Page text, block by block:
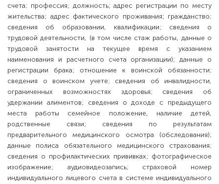
счета; профессия; должность; адрес регистрации по месту
жительства; адрес фактического проживания; гражданство;
сведения об образовании, квалификации; сведения о
трудовой деятельности, (в том числе стаж работы, данные о
трудовой занятости на текущее время с указанием
наименования и расчетного счета организации); данные о
регистрации брака; отношение к воинской обязанности;
сведения о воинском учете; сведения об инвалидности,
ограниченных возможностях здоровья; сведения об
удержании алиментов; сведения о доходе с предыдущего
места работы семейное положение, наличие детей,
родственные связи; сведения по результатам
предварительного медицинского осмотра (обследования);
данные полиса обязательного медицинского страхования;
сведения о профилактических прививках; фотографическое
изображение; аудиовидеозапись; страховой номер
индивидуального лицевого счета в системе индивидуального